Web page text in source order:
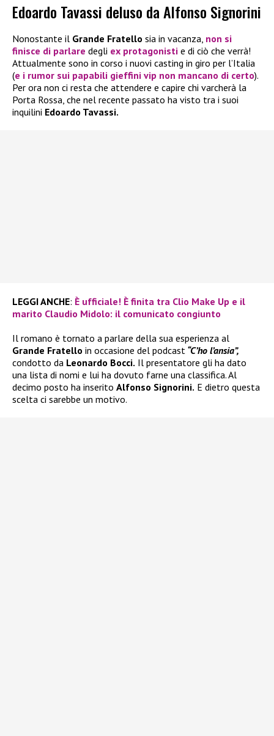
Edoardo Tavassi deluso da Alfonso Signorini
Nonostante il Grande Fratello sia in vacanza, non si
finisce di parlare degli ex protagonisti e di ciò che verrà!
Attualmente sono in corso i nuovi casting in giro per l’Italia
(e i rumor sui papabili gieffini vip non mancano di certo).
Per ora non ci resta che attendere e capire chi varcherà la
Porta Rossa, che nel recente passato ha visto tra i suoi
inquilini Edoardo Tavassi.
LEGGI ANCHE: È ufficiale! È finita tra Clio Make Up e il
marito Claudio Midolo: il comunicato congiunto
Il romano è tornato a parlare della sua esperienza al
Grande Fratello in occasione del podcast “C’ho l’ansia”,
condotto da Leonardo Bocci. Il presentatore gli ha dato
una lista di nomi e lui ha dovuto farne una classifica. Al
decimo posto ha inserito Alfonso Signorini. E dietro questa
scelta ci sarebbe un motivo.